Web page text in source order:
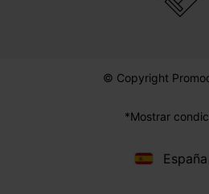
© Copyright
*Mostrar
España